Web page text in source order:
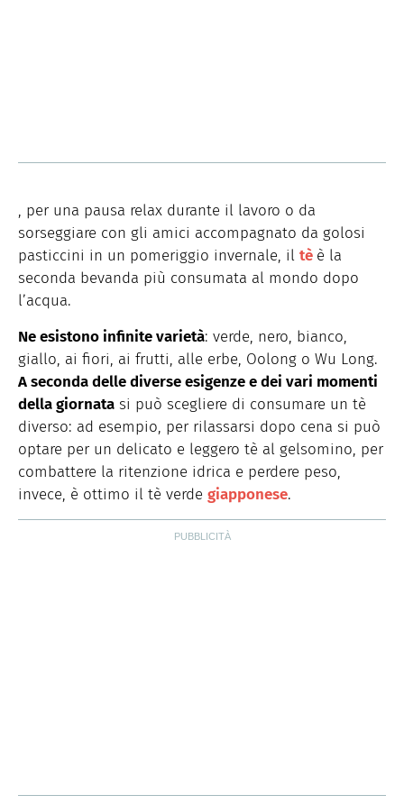
, per una pausa relax durante il lavoro o da
sorseggiare con gli amici accompagnato da golosi
pasticcini in un pomeriggio invernale, il tè è la
seconda bevanda più consumata al mondo dopo
l’acqua.
Ne esistono infinite varietà: verde, nero, bianco,
giallo, ai fiori, ai frutti, alle erbe, Oolong o Wu Long.
A seconda delle diverse esigenze e dei vari momenti
della giornata si può scegliere di consumare un tè
diverso: ad esempio, per rilassarsi dopo cena si può
optare per un delicato e leggero tè al gelsomino, per
combattere la ritenzione idrica e perdere peso,
invece, è ottimo il tè verde giapponese.